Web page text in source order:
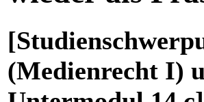
(Medienrecht I)